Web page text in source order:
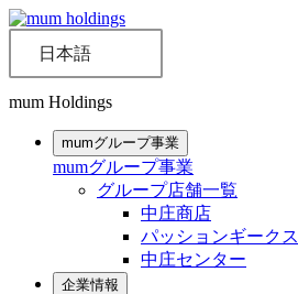
日本語
mum Holdings
mumグループ事業
mumグループ事業
グループ店舗一覧
中庄商店
パッションギークス
中庄センター
企業情報